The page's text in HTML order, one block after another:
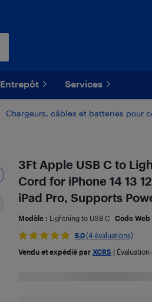
Entrepôt Services
Chargeurs, câbles et batteries pour
3Ft Apple USB C to
Cord for iPhone 14 13
iPad Pro, Supports
Modèle : Lightning to USB C Code Web
5.0(4 évaluations)
Vendu et expédié par XCRS